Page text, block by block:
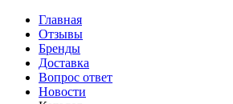
Главная
Отзывы
Бренды
Доставка
Вопрос ответ
Новости